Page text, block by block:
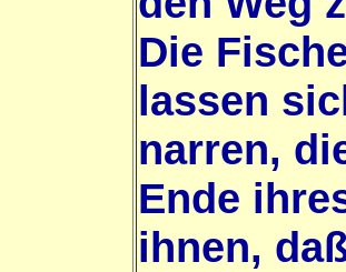
Die
lassen
narren,
Ende
ihnen,